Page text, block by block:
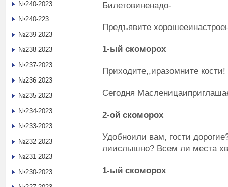
Билетовиненадо-
Предъявите
1-ый скоморох
Приходите,,иразомните кости!
Сегодня
2-ой скоморох
Удобноили вам, гости
лиислышно? Всем ли места
1-ый скоморох
№240-2023
№240-223
№239-2023
№238-2023
№237-2023
№236-2023
№235-2023
№234-2023
№233-2023
№232-2023
№231-2023
№230-2023